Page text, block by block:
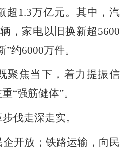
超1.3万亿元。其中，汽
，家电以旧换新超5600
约6000万件。
聚焦当下，着力提振信
“强筋健体”。
伐走深走实。
开放；铁路运输，向民